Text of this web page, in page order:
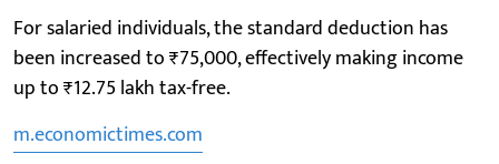
For salaried individuals, the standard deduction has
been increased to ₹75,000, effectively making income
up to ₹12.75 lakh tax-free.
m.economictimes.com